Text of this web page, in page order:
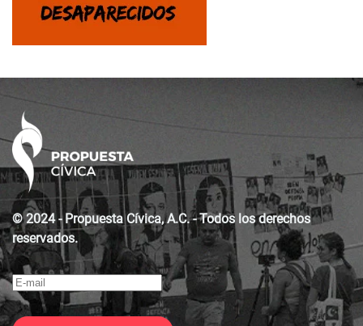
© 2024 - Propuesta Cívica, A.C. - Todos los derechos
reservados.